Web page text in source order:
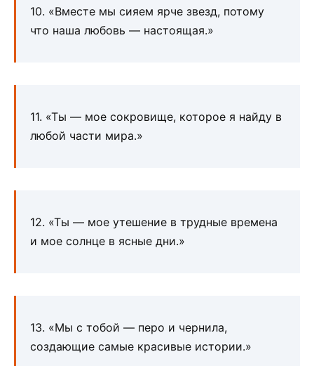
10. «Вместе мы сияем ярче звезд, потому
что наша любовь — настоящая.»
11. «Ты — мое сокровище, которое я найду в
любой части мира.»
12. «Ты — мое утешение в трудные времена
и мое солнце в ясные дни.»
13. «Мы с тобой — перо и чернила,
создающие самые красивые истории.»